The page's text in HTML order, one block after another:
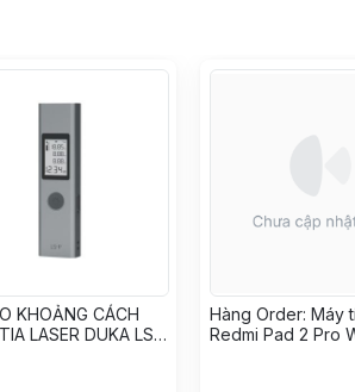
KHOẢNG CÁCH
LASER DUKA LS-
Hàng Order: Máy
Redmi Pad 2 Pro